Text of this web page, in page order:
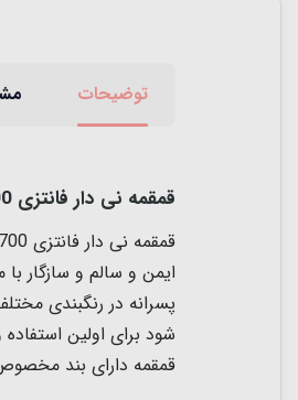
توضیحات
قمقمه نی دار فانتزی 700 میلی لیتر
ایمن و سالم و سازگار
پسرانه در رنگبندی
قمقمه دارای بند